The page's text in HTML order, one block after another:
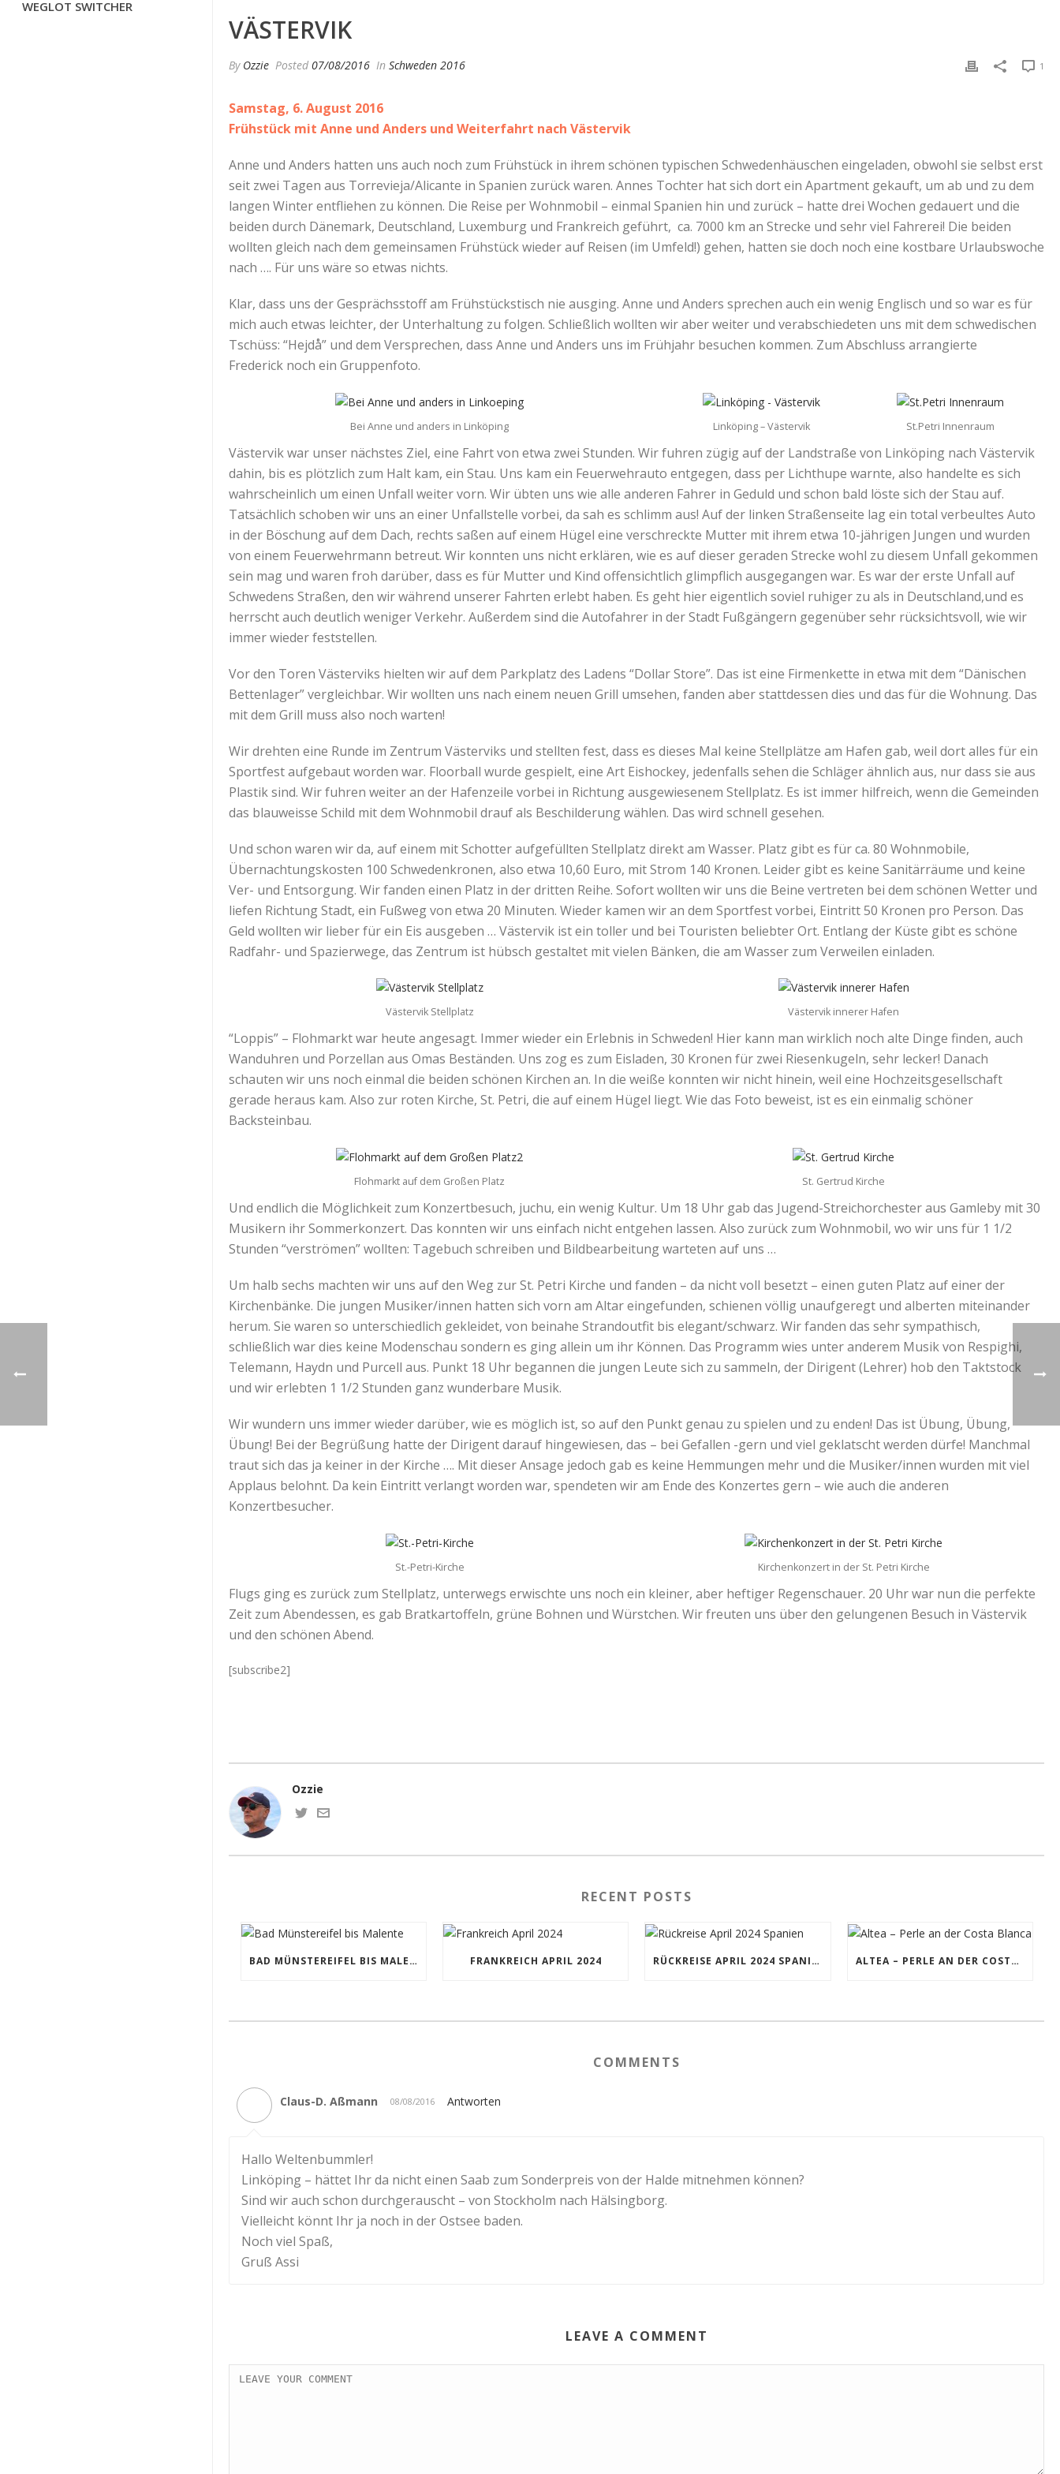
WEGLOT SWITCHER
VÄSTERVIK
By Ozzie Posted 07/08/2016 In Schweden 2016 1
Samstag, 6. August 2016
Frühstück mit Anne und Anders und Weiterfahrt nach Västervik
Anne und Anders hatten uns auch noch zum Frühstück in ihrem schönen typischen Schwedenhäuschen eingeladen, obwohl sie selbst erst
seit zwei Tagen aus Torrevieja/Alicante in Spanien zurück waren. Annes Tochter hat sich dort ein Apartment gekauft, um ab und zu dem
langen Winter entfliehen zu können. Die Reise per Wohnmobil – einmal Spanien hin und zurück – hatte drei Wochen gedauert und die
beiden durch Dänemark, Deutschland, Luxemburg und Frankreich geführt, ca. 7000 km an Strecke und sehr viel Fahrerei! Die beiden
wollten gleich nach dem gemeinsamen Frühstück wieder auf Reisen (im Umfeld!) gehen, hatten sie doch noch eine kostbare Urlaubswoche
nach …. Für uns wäre so etwas nichts.
Klar, dass uns der Gesprächsstoff am Frühstückstisch nie ausging. Anne und Anders sprechen auch ein wenig Englisch und so war es für
mich auch etwas leichter, der Unterhaltung zu folgen. Schließlich wollten wir aber weiter und verabschiedeten uns mit dem schwedischen
Tschüss: “Hejdå” und dem Versprechen, dass Anne und Anders uns im Frühjahr besuchen kommen. Zum Abschluss arrangierte
Frederick noch ein Gruppenfoto.
Bei Anne und anders in Linköping St.Petri Innenraum
Linköping – Västervik
Västervik war unser nächstes Ziel, eine Fahrt von etwa zwei Stunden. Wir fuhren zügig auf der Landstraße von Linköping nach Västervik
dahin, bis es plötzlich zum Halt kam, ein Stau. Uns kam ein Feuerwehrauto entgegen, dass per Lichthupe warnte, also handelte es sich
wahrscheinlich um einen Unfall weiter vorn. Wir übten uns wie alle anderen Fahrer in Geduld und schon bald löste sich der Stau auf.
Tatsächlich schoben wir uns an einer Unfallstelle vorbei, da sah es schlimm aus! Auf der linken Straßenseite lag ein total verbeultes Auto
in der Böschung auf dem Dach, rechts saßen auf einem Hügel eine verschreckte Mutter mit ihrem etwa 10-jährigen Jungen und wurden
von einem Feuerwehrmann betreut. Wir konnten uns nicht erklären, wie es auf dieser geraden Strecke wohl zu diesem Unfall gekommen
sein mag und waren froh darüber, dass es für Mutter und Kind offensichtlich glimpflich ausgegangen war. Es war der erste Unfall auf
Schwedens Straßen, den wir während unserer Fahrten erlebt haben. Es geht hier eigentlich soviel ruhiger zu als in Deutschland,und es
herrscht auch deutlich weniger Verkehr. Außerdem sind die Autofahrer in der Stadt Fußgängern gegenüber sehr rücksichtsvoll, wie wir
immer wieder feststellen.
Vor den Toren Västerviks hielten wir auf dem Parkplatz des Ladens “Dollar Store”. Das ist eine Firmenkette in etwa mit dem “Dänischen
Bettenlager” vergleichbar. Wir wollten uns nach einem neuen Grill umsehen, fanden aber stattdessen dies und das für die Wohnung. Das
mit dem Grill muss also noch warten!
Wir drehten eine Runde im Zentrum Västerviks und stellten fest, dass es dieses Mal keine Stellplätze am Hafen gab, weil dort alles für ein
Sportfest aufgebaut worden war. Floorball wurde gespielt, eine Art Eishockey, jedenfalls sehen die Schläger ähnlich aus, nur dass sie aus
Plastik sind. Wir fuhren weiter an der Hafenzeile vorbei in Richtung ausgewiesenem Stellplatz. Es ist immer hilfreich, wenn die Gemeinden
das blauweisse Schild mit dem Wohnmobil drauf als Beschilderung wählen. Das wird schnell gesehen.
Und schon waren wir da, auf einem mit Schotter aufgefüllten Stellplatz direkt am Wasser. Platz gibt es für ca. 80 Wohnmobile,
Übernachtungskosten 100 Schwedenkronen, also etwa 10,60 Euro, mit Strom 140 Kronen. Leider gibt es keine Sanitärräume und keine
Ver- und Entsorgung. Wir fanden einen Platz in der dritten Reihe. Sofort wollten wir uns die Beine vertreten bei dem schönen Wetter und
liefen Richtung Stadt, ein Fußweg von etwa 20 Minuten. Wieder kamen wir an dem Sportfest vorbei, Eintritt 50 Kronen pro Person. Das
Geld wollten wir lieber für ein Eis ausgeben … Västervik ist ein toller und bei Touristen beliebter Ort. Entlang der Küste gibt es schöne
Radfahr- und Spazierwege, das Zentrum ist hübsch gestaltet mit vielen Bänken, die am Wasser zum Verweilen einladen.
Västervik Stellplatz Västervik innerer Hafen
“Loppis” – Flohmarkt war heute angesagt. Immer wieder ein Erlebnis in Schweden! Hier kann man wirklich noch alte Dinge finden, auch
Wanduhren und Porzellan aus Omas Beständen. Uns zog es zum Eisladen, 30 Kronen für zwei Riesenkugeln, sehr lecker! Danach
schauten wir uns noch einmal die beiden schönen Kirchen an. In die weiße konnten wir nicht hinein, weil eine Hochzeitsgesellschaft
gerade heraus kam. Also zur roten Kirche, St. Petri, die auf einem Hügel liegt. Wie das Foto beweist, ist es ein einmalig schöner
Backsteinbau.
St. Gertrud Kirche
Flohmarkt auf dem Großen Platz
Und endlich die Möglichkeit zum Konzertbesuch, juchu, ein wenig Kultur. Um 18 Uhr gab das Jugend-Streichorchester aus Gamleby mit 30
Musikern ihr Sommerkonzert. Das konnten wir uns einfach nicht entgehen lassen. Also zurück zum Wohnmobil, wo wir uns für 1 1/2
Stunden “verströmen” wollten: Tagebuch schreiben und Bildbearbeitung warteten auf uns …
Um halb sechs machten wir uns auf den Weg zur St. Petri Kirche und fanden – da nicht voll besetzt – einen guten Platz auf einer der
Kirchenbänke. Die jungen Musiker/innen hatten sich vorn am Altar eingefunden, schienen völlig unaufgeregt und alberten miteinander
herum. Sie waren so unterschiedlich gekleidet, von beinahe Strandoutfit bis elegant/schwarz. Wir fanden das sehr sympathisch,
schließlich war dies keine Modenschau sondern es ging allein um ihr Können. Das Programm wies unter anderem Musik von Respighi,
Telemann, Haydn und Purcell aus. Punkt 18 Uhr begannen die jungen Leute sich zu sammeln, der Dirigent (Lehrer) hob den Taktstock
und wir erlebten 1 1/2 Stunden ganz wunderbare Musik.
Wir wundern uns immer wieder darüber, wie es möglich ist, so auf den Punkt genau zu spielen und zu enden! Das ist Übung, Übung,
Übung! Bei der Begrüßung hatte der Dirigent darauf hingewiesen, das – bei Gefallen -gern und viel geklatscht werden dürfe! Manchmal
traut sich das ja keiner in der Kirche …. Mit dieser Ansage jedoch gab es keine Hemmungen mehr und die Musiker/innen wurden mit viel
Applaus belohnt. Da kein Eintritt verlangt worden war, spendeten wir am Ende des Konzertes gern – wie auch die anderen
Konzertbesucher.
St.-Petri-Kirche Kirchenkonzert in der St. Petri Kirche
Flugs ging es zurück zum Stellplatz, unterwegs erwischte uns noch ein kleiner, aber heftiger Regenschauer. 20 Uhr war nun die perfekte
Zeit zum Abendessen, es gab Bratkartoffeln, grüne Bohnen und Würstchen. Wir freuten uns über den gelungenen Besuch in Västervik
und den schönen Abend.
[subscribe2]
Ozzie
RECENT POSTS
BAD MÜNSTEREIFEL BIS MALENTE FRANKREICH APRIL 2024 RÜCKREISE APRIL 2024 SPANIEN ALTEA – PERLE AN DER COSTA BLANCA
COMMENTS
Claus-D. Aßmann 08/08/2016 Antworten
Hallo Weltenbummler!
Linköping – hättet Ihr da nicht einen Saab zum Sonderpreis von der Halde mitnehmen können?
Sind wir auch schon durchgerauscht – von Stockholm nach Hälsingborg.
Vielleicht könnt Ihr ja noch in der Ostsee baden.
Noch viel Spaß,
Gruß Assi
LEAVE A COMMENT